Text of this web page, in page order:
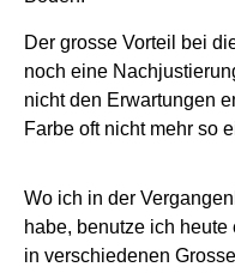
Der grosse Vorteil bei
noch eine
nicht den Erwartungen
Farbe oft nicht mehr so
Wo ich in der
habe, benutze ich
in verschiedenen